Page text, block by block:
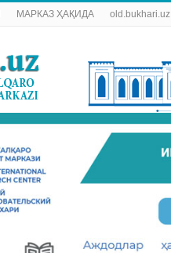
МАРКАЗ ҲАҚИДА old.bukhari.uz